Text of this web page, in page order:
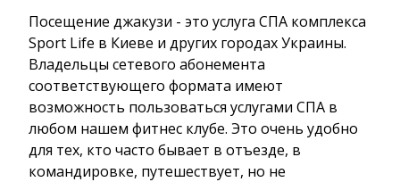
Посещение джакузи - это услуга СПА комплекса
Sport Life в Киеве и других городах Украины.
Владельцы сетевого абонемента
соответствующего формата имеют
возможность пользоваться услугами СПА в
любом нашем фитнес клубе. Это очень удобно
для тех, кто часто бывает в отъезде, в
командировке, путешествует, но не